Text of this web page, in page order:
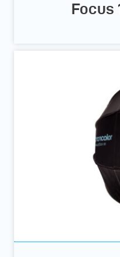
Focus